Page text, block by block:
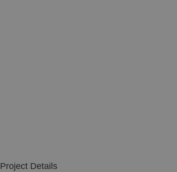
Project Details